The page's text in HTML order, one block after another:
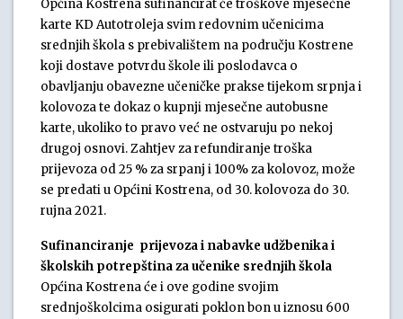
Općina Kostrena sufinancirat će troškove mjesečne
karte KD Autotroleja svim redovnim učenicima
srednjih škola s prebivalištem na području Kostrene
koji dostave potvrdu škole ili poslodavca o
obavljanju obavezne učeničke prakse tijekom srpnja i
kolovoza te dokaz o kupnji mjesečne autobusne
karte, ukoliko to pravo već ne ostvaruju po nekoj
drugoj osnovi. Zahtjev za refundiranje troška
prijevoza od 25 % za srpanj i 100% za kolovoz, može
se predati u Općini Kostrena, od 30. kolovoza do 30.
rujna 2021.
Sufinanciranje prijevoza i nabavke udžbenika i
školskih potrepština za učenike srednjih škola
Općina Kostrena će i ove godine svojim
srednjoškolcima osigurati poklon bon u iznosu 600